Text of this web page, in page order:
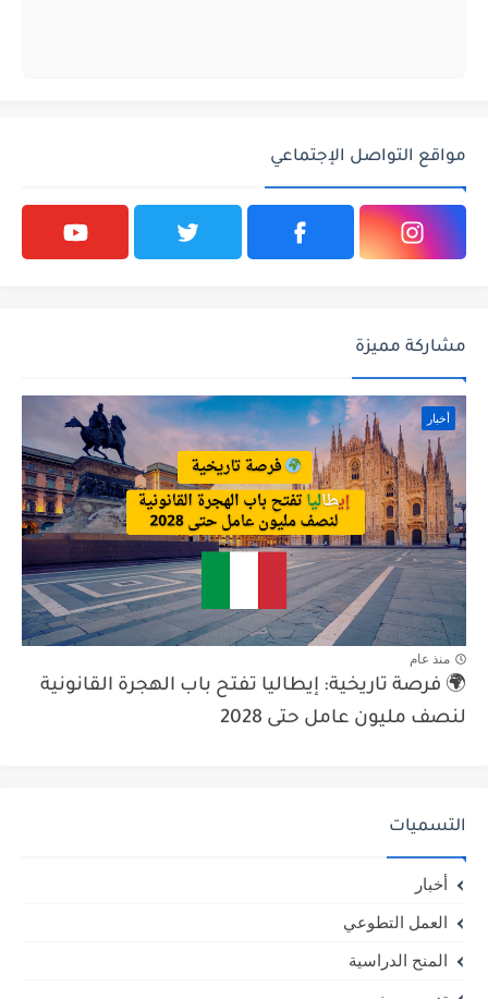
مواقع التواصل الإجتماعي
مشاركة مميزة
أخبار
منذ عام
🌍 فرصة تاريخية: إيطاليا تفتح باب الهجرة القانونية
لنصف مليون عامل حتى 2028
التسميات
أخبار
العمل التطوعي
المنح الدراسية